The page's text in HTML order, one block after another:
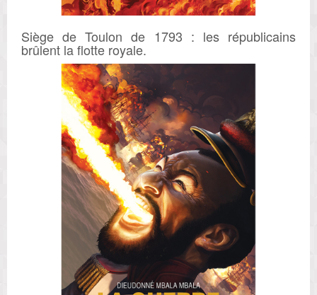
Siège de Toulon de 1793 : les républicains
brûlent la flotte royale.